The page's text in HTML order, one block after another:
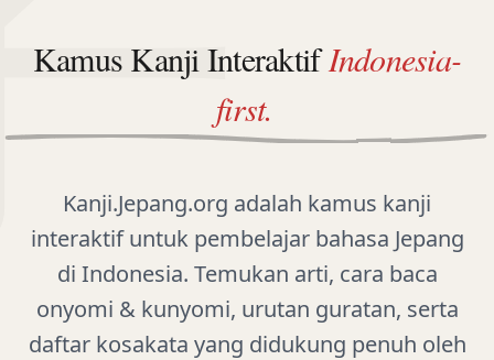
Kamus Kanji InteraktifIndonesia-
first.
Kanji.Jepang.org adalah kamus kanji
interaktif untuk pembelajar bahasa Jepang
di Indonesia. Temukan arti, cara baca
onyomi & kunyomi, urutan guratan, serta
daftar kosakata yang didukung penuh oleh